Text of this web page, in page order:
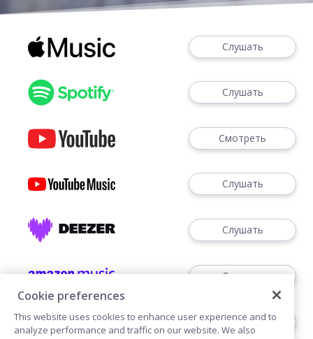
Слушать
Слушать
Смотреть
Слушать
Слушать
Слушать
Слушать
Cookie preferences
This website uses cookies to enhance user experience and to
analyze performance and traffic on our website. We also